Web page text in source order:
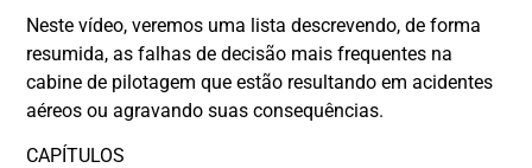
Neste vídeo, veremos uma lista descrevendo, de forma
resumida, as falhas de decisão mais frequentes na
cabine de pilotagem que estão resultando em acidentes
aéreos ou agravando suas consequências.
CAPÍTULOS